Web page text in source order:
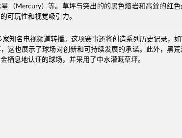
星（Mercury）等。草坪与突出的的黑色熔岩和高耸的红
可玩性和视觉吸引力。
知名电视频道转播。这项赛事还将创造系列历史记录，如
这也展示了球场对创新和可持续发展的承诺。此外，黑荒
栖息地认证的球场，并采用了中水灌溉草坪。